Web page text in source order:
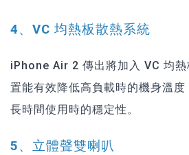
4、VC 均熱板散熱系統
iPhone Air 2 傳出將加入 VC 均
置能有效降低高負載時的機身溫
長時間使用時的穩定性。
5、立體聲雙喇叭